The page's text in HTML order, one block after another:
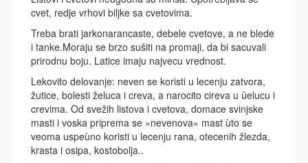
cvet, redje vrhovi biljke sa cvetovima.
Treba brati jarkonarancaste, debele cvetove, a ne blede
i tanke.Moraju se brzo sušiti na promaji, da bi sacuvali
prirodnu boju. Latice imaju najvecu vrednost.
Lekovito delovanje: neven se koristi u lecenju zatvora,
žutice, bolesti želuca i creva, a narocito cireva u ûelucu i
crevima. Od svežih listova i cvetova, domace svinjske
masti i voska priprema se »nevenova« mast ùto se
veoma uspeùno koristi u lecenju rana, otecenih žlezda,
krasta i osipa, kostobolja..